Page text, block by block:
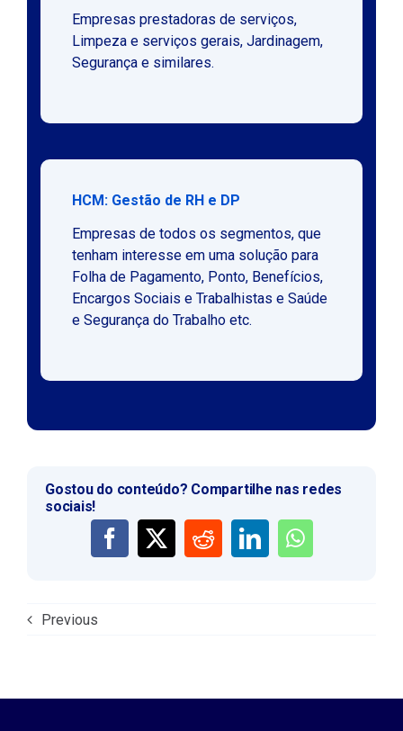
Empresas prestadoras de serviços,
Limpeza e serviços gerais, Jardinagem,
Segurança e similares.
HCM: Gestão de RH e DP
Empresas de todos os segmentos, que
tenham interesse em uma solução para
Folha de Pagamento, Ponto, Benefícios,
Encargos Sociais e Trabalhistas e Saúde
e Segurança do Trabalho etc.
Gostou do conteúdo? Compartilhe nas redes
sociais!
Previous